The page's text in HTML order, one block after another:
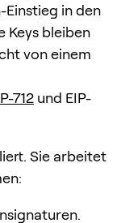
Einstieg in den
Keys bleiben
von einem
712 und EIP-
Sie arbeitet